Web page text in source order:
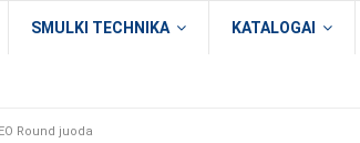
SMULKI TECHNIKA KATALOGAI
Round juoda